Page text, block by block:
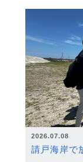
2026.07.08
請戸海岸で